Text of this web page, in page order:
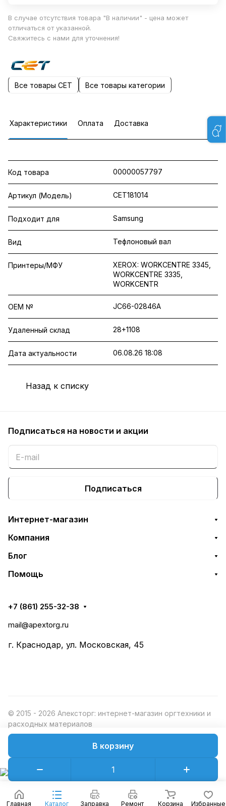
В корзину
В случае отсутствия товара "В наличии" - цена может
отличаться от указанной.
Свяжитесь с нами для уточнения!
Все товары CET Все товары категории
Характеристики Оплата Доставка
Код товара 00000057797
Артикул (Модель) CET181014
Подходит для Samsung
Вид Тефлоновый вал
Принтеры/МФУ
XEROX: WORKCENTRE 3345,
WORKCENTRE 3335,
WORKCENTR
OEM № JC66-02846A
Удаленный склад 28+1108
Дата актуальности 06.08.26 18:08
Назад к списку
Главная Каталог Заправка Ремонт Корзина Избранные
Подписаться на новости и акции
Подписаться
Интернет-магазин
Компания
Блог
Помощь
+7 (861) 255-32-38
mail@apextorg.ru
г. Краснодар, ул. Московская, 45
© 2015 - 2026 Апексторг: интернет-магазин оргтехники и
расходных материалов
Конфиденциальность